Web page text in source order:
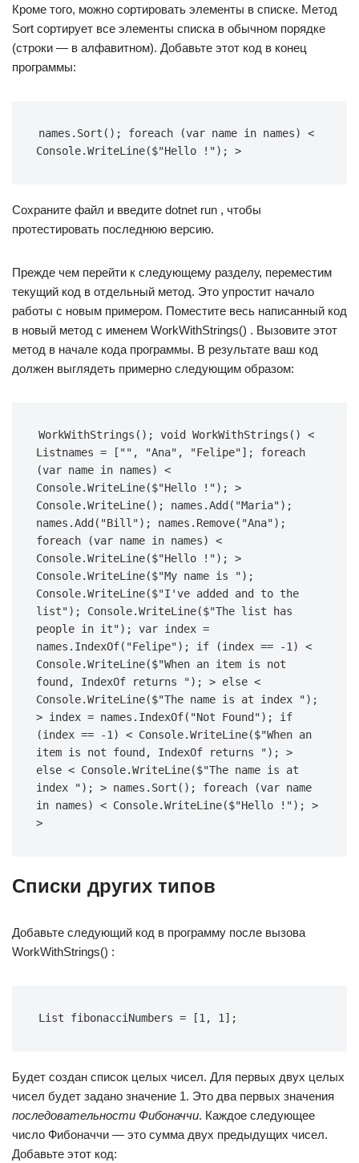
Кроме того, можно сортировать элементы в списке. Метод
Sort сортирует все элементы списка в обычном порядке
(строки — в алфавитном). Добавьте этот код в конец
программы:
names.Sort(); foreach (var name in names) <
Console.WriteLine($"Hello !"); >
Сохраните файл и введите dotnet run , чтобы
протестировать последнюю версию.
Прежде чем перейти к следующему разделу, переместим
текущий код в отдельный метод. Это упростит начало
работы с новым примером. Поместите весь написанный код
в новый метод с именем WorkWithStrings() . Вызовите этот
метод в начале кода программы. В результате ваш код
должен выглядеть примерно следующим образом:
WorkWithStrings(); void WorkWithStrings() <
Listnames = ["", "Ana", "Felipe"]; foreach
(var name in names) <
Console.WriteLine($"Hello !"); >
Console.WriteLine(); names.Add("Maria");
names.Add("Bill"); names.Remove("Ana");
foreach (var name in names) <
Console.WriteLine($"Hello !"); >
Console.WriteLine($"My name is ");
Console.WriteLine($"I've added and to the
list"); Console.WriteLine($"The list has
people in it"); var index =
names.IndexOf("Felipe"); if (index == -1) <
Console.WriteLine($"When an item is not
found, IndexOf returns "); > else <
Console.WriteLine($"The name is at index ");
> index = names.IndexOf("Not Found"); if
(index == -1) < Console.WriteLine($"When an
item is not found, IndexOf returns "); >
else < Console.WriteLine($"The name is at
index "); > names.Sort(); foreach (var name
in names) < Console.WriteLine($"Hello !"); >
>
Списки других типов
Добавьте следующий код в программу после вызова
WorkWithStrings() :
List fibonacciNumbers = [1, 1];
Будет создан список целых чисел. Для первых двух целых
чисел будет задано значение 1. Это два первых значения
последовательности Фибоначчи. Каждое следующее
число Фибоначчи — это сумма двух предыдущих чисел.
Добавьте этот код: